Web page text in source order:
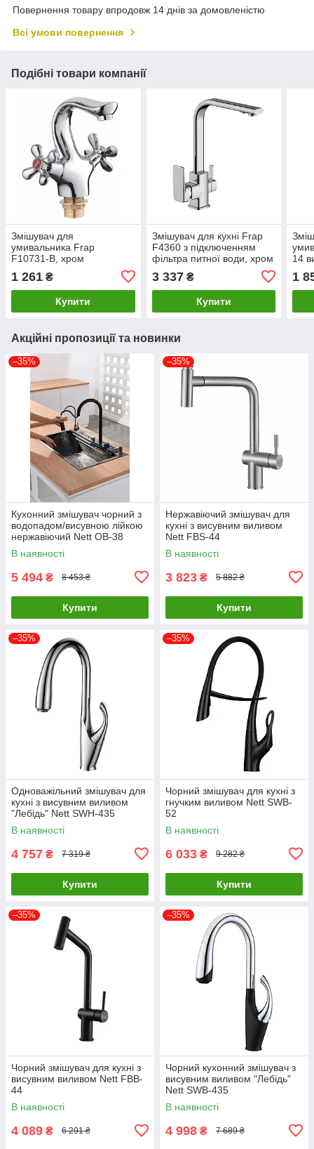
Повернення товару впродовж 14 днів за домовленістю
Всі умови повернення
Подібні товари компанії
Змішувач для
умивальника Frap
F10731-B, хром
1 261 ₴
Купити
Змішувач для кухні Frap
F4360 з підключенням
фільтра питної води, хром
3 337₴
Купити
14
1
Акційні пропозиції та новинки
–35%
Кухонний змішувач чорний з
водопадом/висувною лійкою
нержавіючий Nett OB-38
В наявності
5 494 ₴ 8 453 ₴
Купити
–35%
Нержавіючий змішувач для
кухні з висувним виливом
Nett FBS-44
В наявності
3 823 ₴ 5 882 ₴
Купити
–35%
Одноважільний змішувач для
кухні з висувним виливом
"Лебідь" Nett SWH-435
В наявності
4 757 ₴ 7 319 ₴
Купити
–35%
Чорний змішувач для кухні з
гнучким виливом Nett SWB-
52
В наявності
6 033 ₴ 9 282 ₴
Купити
–35%
Чорний змішувач для кухні з
висувним виливом Nett FBB-
44
В наявності
4 089 ₴ 6 291 ₴
–35%
Чорний кухонний змішувач з
висувним виливом "Лебідь"
Nett SWB-435
В наявності
4 998 ₴ 7 689 ₴